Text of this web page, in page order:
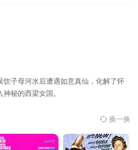
饮子母河水后遭遇如意真仙，化解了怀
秘的西梁女国。
换一换